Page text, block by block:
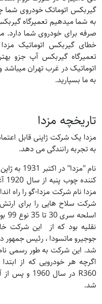
گیربکس اتوماتک خودروی شما
به شما میدهیم تعمیرگاه
صرفه برای خودروی شما
خطای گیربکس اتوماتیک
تعمیرگاه گیربکس آپ جزو
اتوماتیک در غرب تهران میباشد
به ما بسپارید.
تاریخچه مزدا
مزدا یک شرکت ژاپنی قابل
به تجربه رانندگی می دهد.
نام
مزدا نام شرکت مزدا-گو را راه
شرکت سلاح هایی را برای ارتش
نقلیه بود که از این شرکت
جوجیرو ماتسودا ، رئیس جمهور
اگرچه هر خودرویی که از
شد.